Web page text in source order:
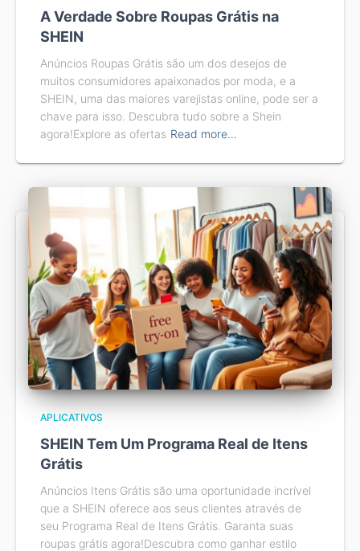
A Verdade Sobre Roupas Grátis na
SHEIN
Anúncios Roupas Grátis são um dos desejos de
muitos consumidores apaixonados por moda, e a
SHEIN, uma das maiores varejistas online, pode ser a
chave para isso. Descubra tudo sobre a Shein
agora!Explore as ofertas Read more…
APLICATIVOS
SHEIN Tem Um Programa Real de Itens
Grátis
Anúncios Itens Grátis são uma oportunidade incrível
que a SHEIN oferece aos seus clientes através de
seu Programa Real de Itens Grátis. Garanta suas
roupas grátis agora!Descubra como ganhar estilo